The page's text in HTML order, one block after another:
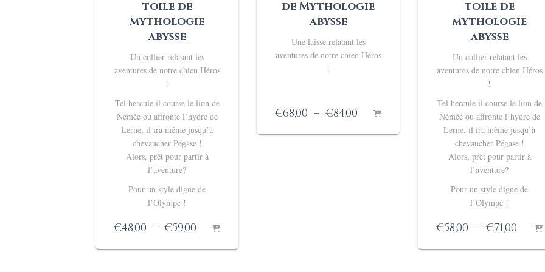
toile de
mythologie
abysse
Un collier relatant les
aventures de notre chien Héros
!
Tel hercule il course le lion de
Némée ou affronte l’hydre de
Lerne, il ira même jusqu’à
chevaucher Pégase !
Alors, prêt pour partir à
l’aventure?
Pour un style digne de
l’Olympe !
€48,00 – €59,00 Plage
prix :
de Mythologie
abysse
Une laisse relatant les
aventures de notre chien Héros
!
€68,00 – €84,00 Plage
prix :
toile de
mythologie
abysse
Un collier relatant les
aventures de notre chien Héros
!
Tel hercule il course le lion de
Némée ou affronte l’hydre de
Lerne, il ira même jusqu’à
chevaucher Pégase !
Alors, prêt pour partir à
l’aventure?
Pour un style digne de
l’Olympe !
€58,00 – €71,00 Plage
prix :